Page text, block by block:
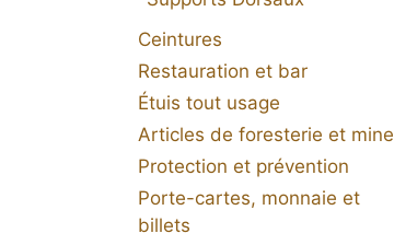
Ceintures
Restauration et bar
Étuis tout usage
Articles de foresterie et mine
Protection et prévention
Porte-cartes, monnaie et
billets